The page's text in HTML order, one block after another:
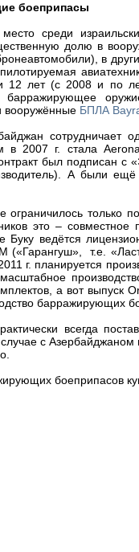
боеприпасы
среди
долю в
в
12 лет (с 2008 и по
барражирующее
вооружённые БПЛА
в 2007 г. стала
был подписан с
А были ещё
ограничилось только
это – совместное
ведётся
(«Гарангуш», т.е.
г. планируется
а вот выпуск
барражирующих
всегда
с
боеприпасов